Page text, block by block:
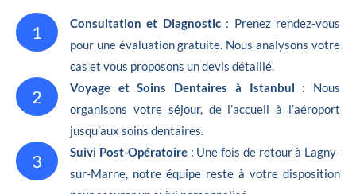
1 Consultation et Diagnostic: Prenez rendez-vous
pour une évaluation gratuite. Nous analysons votre
cas et vous proposons un devis détaillé.
2 Voyage et Soins Dentaires à Istanbul : Nous
organisons votre séjour, de l’accueil à l’aéroport
jusqu’aux soins dentaires.
3 Suivi Post-Opératoire : Une fois de retour à Lagny-
sur-Marne, notre équipe reste à votre disposition